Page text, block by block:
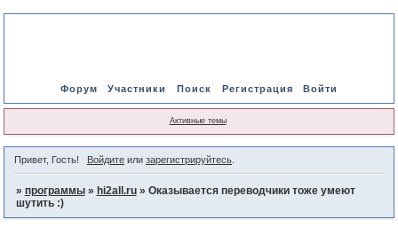
Форум Участники Поиск Регистрация Войти
Активные темы
Привет, Гость! Войдитеили зарегистрируйтесь.
» программы » hi2all.ru » Оказывается переводчики тоже умеют
шутить :)